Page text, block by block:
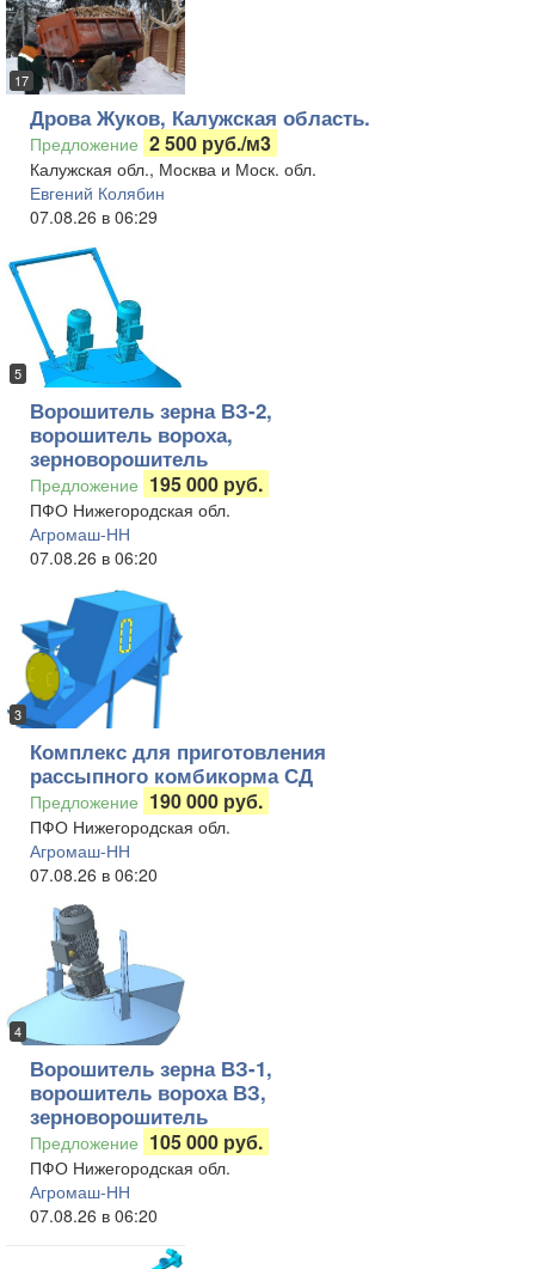
17
Дрова Жуков, Калужская область.
Предложение 2 500 руб./м3
Калужская обл., Москва и Моск. обл.
Евгений Колябин
07.08.26 в 06:29
5
Ворошитель зерна ВЗ-2,
ворошитель вороха,
зерноворошитель
Предложение 195 000 руб.
ПФО Нижегородская обл.
Агромаш-НН
07.08.26 в 06:20
3
Комплекс для приготовления
рассыпного комбикорма СД
Предложение 190 000 руб.
ПФО Нижегородская обл.
Агромаш-НН
07.08.26 в 06:20
4
Ворошитель зерна ВЗ-1,
ворошитель вороха ВЗ,
зерноворошитель
Предложение 105 000 руб.
ПФО Нижегородская обл.
Агромаш-НН
07.08.26 в 06:20